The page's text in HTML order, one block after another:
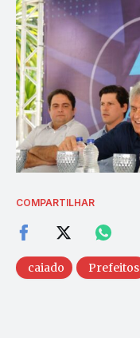
COMPARTILHAR
caiado Prefeitos